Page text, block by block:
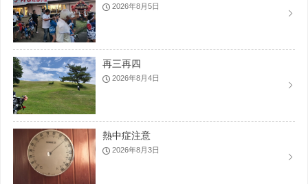
2026年8月5日
再三再四
2026年8月4日
熱中症注意
2026年8月3日